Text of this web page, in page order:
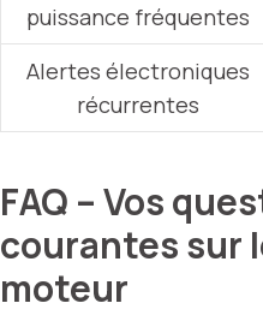
puissance fréquentes
Alertes électroniques
récurrentes
FAQ – Vos
courantes sur
moteur